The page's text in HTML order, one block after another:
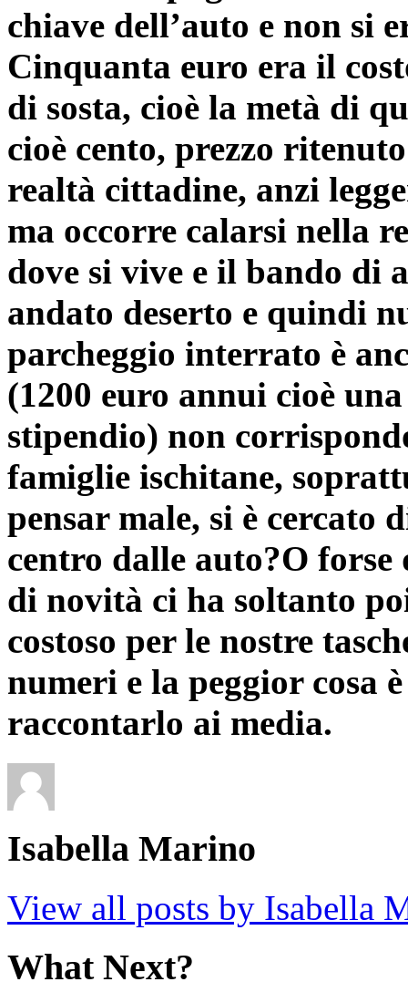
chiave dell’auto e non si
Cinquanta euro era il
di sosta, cioè la metà di
cioè cento, prezzo
realtà cittadine, anzi
ma occorre calarsi nella
dove si vive e il bando di
andato deserto e quindi
parcheggio interrato è
(1200 euro annui cioè
stipendio) non
famiglie ischitane,
pensar male, si è cercato
centro dalle auto?O
di novità ci ha soltanto
costoso per le nostre
numeri e la peggior cosa
raccontarlo ai media.
Isabella Marino
View all posts by Isabella
What Next?